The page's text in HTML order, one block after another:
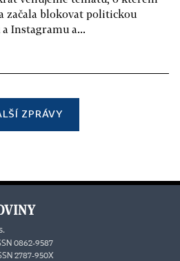
začala blokovat politickou
Instagramu a...
ZPRÁVY
0862-9587
2787-950X